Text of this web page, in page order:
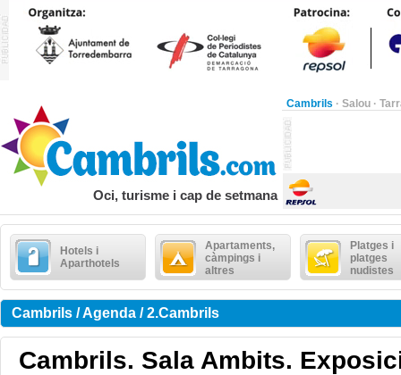
Cambrils · Salou ·
Oci, turisme i cap de setmana
Hotels i
Aparthotels
Apartaments,
càmpings i
altres
Platges i
platges
nudistes
Cambrils / Agenda / 2.Cambrils
Cambrils. Sala Ambits.